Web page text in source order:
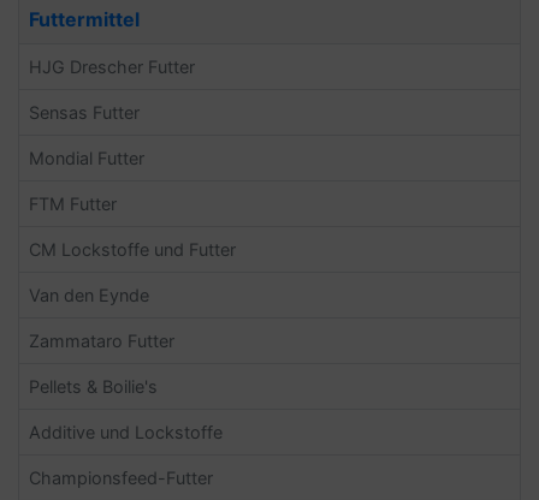
Futtermittel
HJG Drescher Futter
Sensas Futter
Mondial Futter
FTM Futter
CM Lockstoffe und Futter
Van den Eynde
Zammataro Futter
Pellets & Boilie's
Additive und Lockstoffe
Championsfeed-Futter